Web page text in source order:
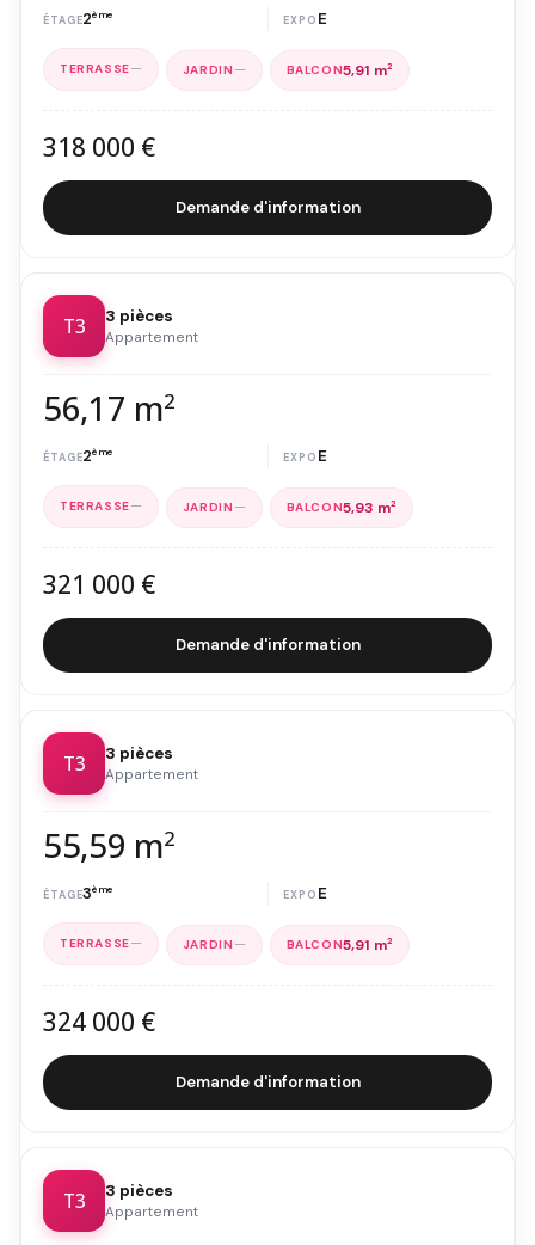
2ème E
— — 5,91 m2
318 000 €
Demande d'information
T3 3 pièces
Appartement
56,17 m2
2ème E
— — 5,93 m2
321 000 €
Demande d'information
T3 3 pièces
Appartement
55,59 m2
3ème E
— — 5,91 m2
324 000 €
Demande d'information
T3 3 pièces
Appartement